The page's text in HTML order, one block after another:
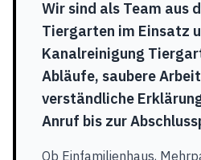
Wir sind als Team aus
Tiergarten im Einsatz
Kanalreinigung
Abläufe, saubere
verständliche
Anruf bis zur
Ob Einfamilienhaus,